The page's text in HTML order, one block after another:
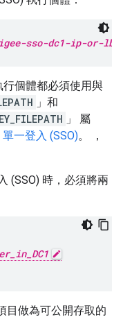
sso-dc1-ip-or-lb
行個體都必須使用與
」和
」 屬
一登入 (SSO)。 ，
(SSO) 時，必須將兩
目做為可公開存取的